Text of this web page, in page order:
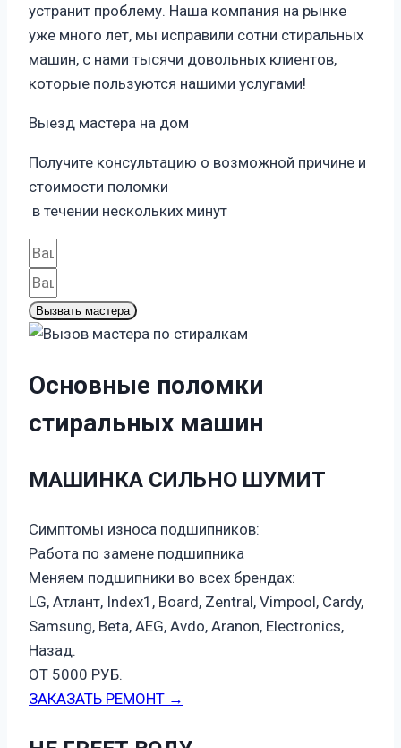
устранит проблему. Наша компания на рынке
уже много лет, мы исправили сотни стиральных
машин, с нами тысячи довольных клиентов,
которые пользуются нашими услугами!
Выезд мастера на дом
Получите консультацию о возможной причине и
стоимости поломки
в течении нескольких минут
Вызвать мастера
Основные поломки
стиральных машин
МАШИНКА СИЛЬНО ШУМИТ
Симптомы износа подшипников:
Работа по замене подшипника
Меняем подшипники во всех брендах:
LG, Атлант, Index1, Board, Zentral, Vimpool, Cardy,
Samsung, Beta, AEG, Avdo, Aranon, Electronics,
Назад.
ОТ 5000 РУБ.
ЗАКАЗАТЬ РЕМОНТ →